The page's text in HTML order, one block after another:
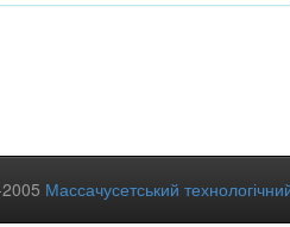
Массачусетський